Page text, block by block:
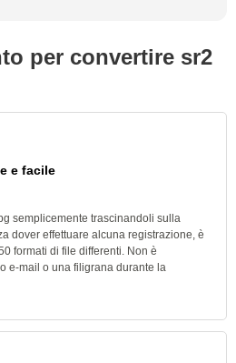
per convertire sr2
e facile
semplicemente trascinandoli sulla
dover effettuare alcuna registrazione, è
formati di file differenti. Non è
e-mail o una filigrana durante la